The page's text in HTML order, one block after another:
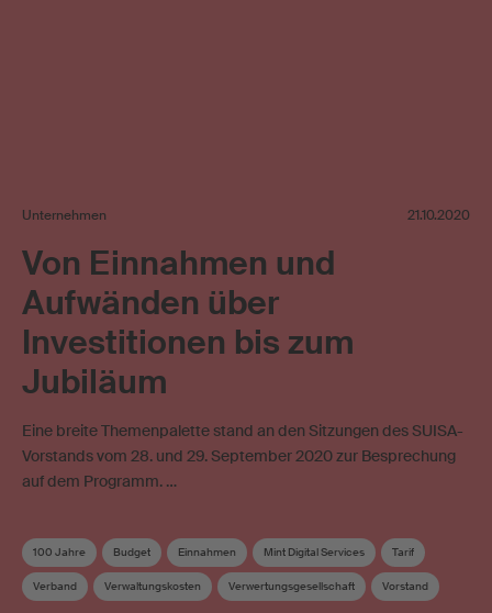
Unternehmen 21.10.2020
Von Einnahmen und
Aufwänden über
Investitionen bis zum
Jubiläum
Eine breite Themenpalette stand an den Sitzungen des SUISA-
Vorstands vom 28. und 29. September 2020 zur Besprechung
auf dem Programm. …
100 Jahre Budget Einnahmen Mint Digital Services Tarif
Verband Verwaltungskosten Verwertungsgesellschaft Vorstand